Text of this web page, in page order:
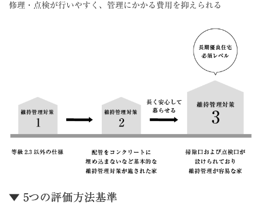
修理・点検が行いやすく、管理にかかる費用を抑えられる
▼ 5つの評価方法基準